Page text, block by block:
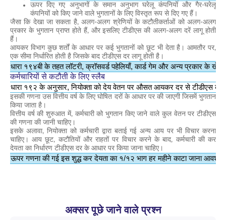
ऊपर दिए गए अनुभागों के समान अनुभाग घरेलू कंपनियों और गैर-घरेलू
कंपनियों को किए जाने वाले भुगतानों के लिए विस्तृत रूप से दिए गए हैं।
जैसा कि देखा जा सकता है, अलग-अलग श्रेणियों के कटौतीकर्ताओं को अलग-अलग
प्रकार के भुगतान प्राप्त होते हैं, और इसलिए टीडीएस की अलग-अलग दरें लागू होती
हैं।
आयकर विभाग कुछ शर्तों के आधार पर कई भुगतानों को छूट भी देता है। आमतौर पर,
एक सीमा निर्धारित होती है जिसके बाद टीडीएस दर लागू होती है।
धारा १९४बी के तहत लॉटरी, क्रॉसवर्ड पहेलियाँ, कार्ड गेम और अन्य प्रकार के
कर्मचारियों से कटौती के लिए स्लैब
धारा १९२ के अनुसार, नियोक्ता को देय वेतन पर औसत आयकर दर से टीडीएस
इसकी गणना उस वित्तीय वर्ष के लिए घोषित दरों के आधार पर की जाएगी जिसमें भुगतान
किया जाता है।
वित्तीय वर्ष की शुरुआत में, कर्मचारी को भुगतान किए जाने वाले कुल वेतन पर टीडीएस
की गणना की जानी चाहिए।
इसके अलावा, नियोक्ता को कर्मचारी द्वारा बताई गई अन्य आय पर भी विचार करना
चाहिए। आय छूट, कटौतियों और राहतों पर विचार करने के बाद, कर्मचारी की कर
देयता का निर्धारण टीडीएस दर के आधार पर किया जाना चाहिए।
ऊपर गणना की गई इस शुद्ध कर देयता का १/१२ भाग हर महीने काटा जाना
अक्सर पूछे जाने वाले प्रश्न